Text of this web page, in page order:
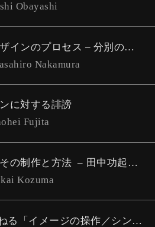
Obayashi
濾過されるデザインのプロセス – 分別の超越・未分明の自覚
Nakamura
に対する誹謗
Fujita
の制作と方法
田中功起作品とテキストから考える
Kozuma
GUIが折り重ねる「イメージの操作／シンボルの生成」